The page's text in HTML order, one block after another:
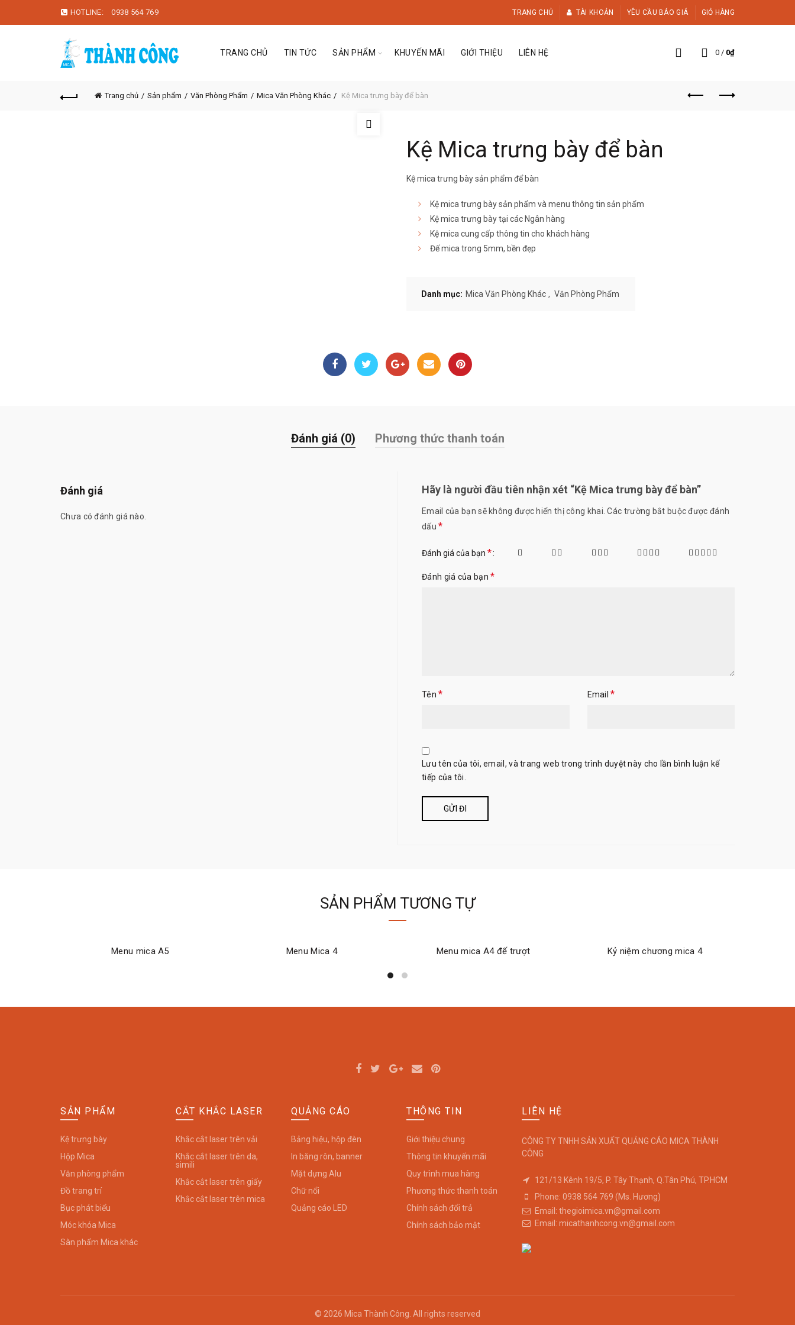
HOTLINE: 0938 564 769 TRANG CHỦ TÀI KHOẢN YÊU CẦU BÁO GIÁ GIỎ HÀNG
TRANG CHỦ TIN TỨC SẢN PHẨM KHUYẾN MÃI GIỚI THIỆU LIÊN HỆ 0 / 0₫
Trang chủ Sản phẩm Văn Phòng Phẩm Mica Văn Phòng Khác Kệ Mica trưng bày để bàn
Kệ Mica trưng bày để bàn
Kệ mica trưng bày sản phẩm để bàn
Kệ mica trưng bày sản phẩm và menu thông tin sản phẩm
Kệ mica trưng bày tại các Ngân hàng
Kệ mica cung cấp thông tin cho khách hàng
Đế mica trong 5mm, bền đẹp
Danh mục: Mica Văn Phòng Khác , Văn Phòng Phẩm
Đánh giá (0) Phương thức thanh toán
Đánh giá
Chưa có đánh giá nào.
Hãy là người đầu tiên nhận xét “Kệ Mica trưng bày để bàn”
Email của bạn sẽ không được hiển thị công khai. Các trường bắt buộc được đánh
dấu*
Đánh giá của bạn *
Đánh giá của bạn*
Tên* Email*
Lưu tên của tôi, email, và trang web trong trình duyệt này cho lần bình luận kế
tiếp của tôi.
SẢN PHẨM TƯƠNG TỰ
ĐỌC TIẾP
Menu mica A5 ĐỌC TIẾP
Menu Mica 4 ĐỌC TIẾP
Menu mica A4 đế trượt ĐỌC TIẾP
Kỷ niệm chương mica 4
SẢN PHẨM
Kệ trưng bày
Hộp Mica
Văn phòng phẩm
Đồ trang trí
Bục phát biểu
Móc khóa Mica
Sàn phẩm Mica khác
CẮT KHẮC LASER
Khắc cắt laser trên vải
Khắc cắt laser trên da,
simili
Khắc cắt laser trên giấy
Khắc cắt laser trên mica
QUẢNG CÁO
Bảng hiệu, hộp đèn
In băng rôn, banner
Mặt dựng Alu
Chữ nổi
Quảng cáo LED
THÔNG TIN
Giới thiệu chung
Thông tin khuyến mãi
Quy trình mua hàng
Phương thức thanh toán
Chính sách đổi trả
Chính sách bảo mật
LIÊN HỆ
CÔNG TY TNHH SẢN XUẤT QUẢNG CÁO MICA THÀNH
CÔNG
121/13 Kênh 19/5, P. Tây Thạnh, Q.Tân Phú, TP.HCM
Phone: 0938 564 769 (Ms. Hương)
Email: thegioimica.vn@gmail.com
Email: micathanhcong.vn@gmail.com
© 2026 Mica Thành Công . All rights reserved